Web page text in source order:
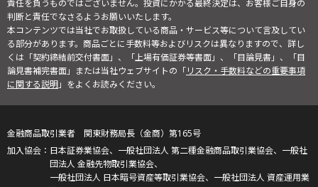
責任を負うものではございません。投資にかかる最終決定は、お客様ご自身の
判断と責任でなさるようお願いいたします。
本コンテンツでは当社でお取扱している商品・サービス等について言及してい
る部分があります。商品ごとに手数料等およびリスクは異なりますので、詳し
くは「契約締結前交付書面」、「上場有価証券等書面」、「目論見書」、「目
論見書補完書面」または当社ウェブサイトの「リスク・手数料などの重要事項
に関する説明」をよくお読みください。
金融商品取引業者 関東財務局長（金商）第165号
日本証券業協会、一般社団法人 第二種金融商品取引業協会、一般社
団法人 金融先物取引業協会、
一般社団法人 日本暗号資産等取引業協会、一般社団法人 資産運用業